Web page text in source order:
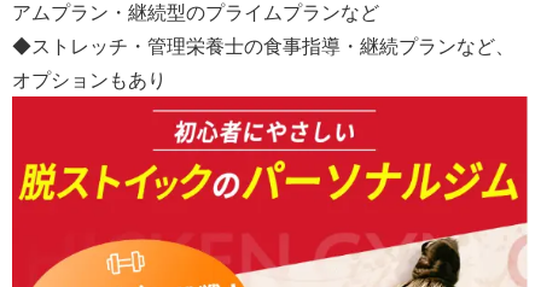
アムプラン・継続型のプライムプランなど
◆ストレッチ・管理栄養士の食事指導・継続プランなど、
オプションもあり